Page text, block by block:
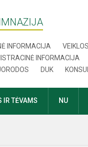
INFORMACIJA
INFORMACIJA
DUK
IR TĖVAMS NU